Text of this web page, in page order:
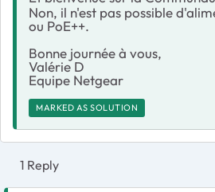
Non, il n'est pas possible
ou PoE++.
Bonne journée à vous,
Valérie D
Equipe Netgear
MARKED AS SOLUTION
1 Reply